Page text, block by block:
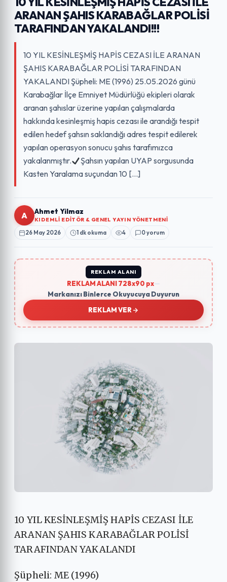
ARANAN ŞAHIS KARABAĞLAR POLİSİ
TARAFINDAN YAKALANDI!!!
10 YIL KESİNLEŞMİŞ HAPİS CEZASI İLE ARANAN
ŞAHIS KARABAĞLAR POLİSİ TARAFINDAN
YAKALANDI Şüpheli: ME (1996) 25.05.2026 günü
Karabağlar İlçe Emniyet Müdürlüğü ekipleri olarak
aranan şahıslar üzerine yapılan çalışmalarda
hakkında kesinleşmiş hapis cezası ile arandığı tespit
edilen hedef şahsın saklandığı adres tespit edilerek
yapılan operasyon sonucu şahıs tarafımızca
yakalanmıştır.
Şahsın yapılan UYAP sorgusunda
Kasten Yaralama suçundan 10 […]
A Ahmet Yilmaz
KIDEMLI EDITÖR & GENEL YAYIN YÖNETMENI
26 May 2026 1 dk okuma 4 0 yorum
REKLAM ALANI
REKLAM ALANI 728x90 px
Markanızı Binlerce Okuyucuya Duyurun
REKLAM VER
10 YIL KESİNLEŞMİŞ HAPİS CEZASI İLE
ARANAN ŞAHIS KARABAĞLAR POLİSİ
TARAFINDAN YAKALANDI
Şüpheli: ME (1996)